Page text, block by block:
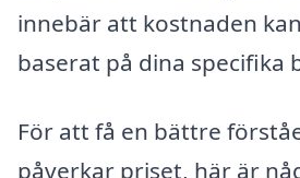
innebär att kostnaden
baserat på dina specifika
För att få en bättre
påverkar priset, här är